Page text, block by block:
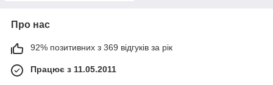
Про нас
92% позитивних з 369 відгуків за рік
Працює з 11.05.2011